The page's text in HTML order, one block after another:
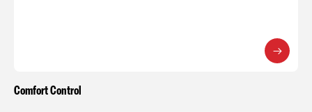
Comfort Control